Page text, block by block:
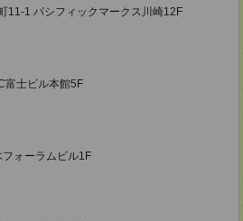
11-1 パシフィックマークス川崎12F
士ビル本館5F
ォーラムビル1F